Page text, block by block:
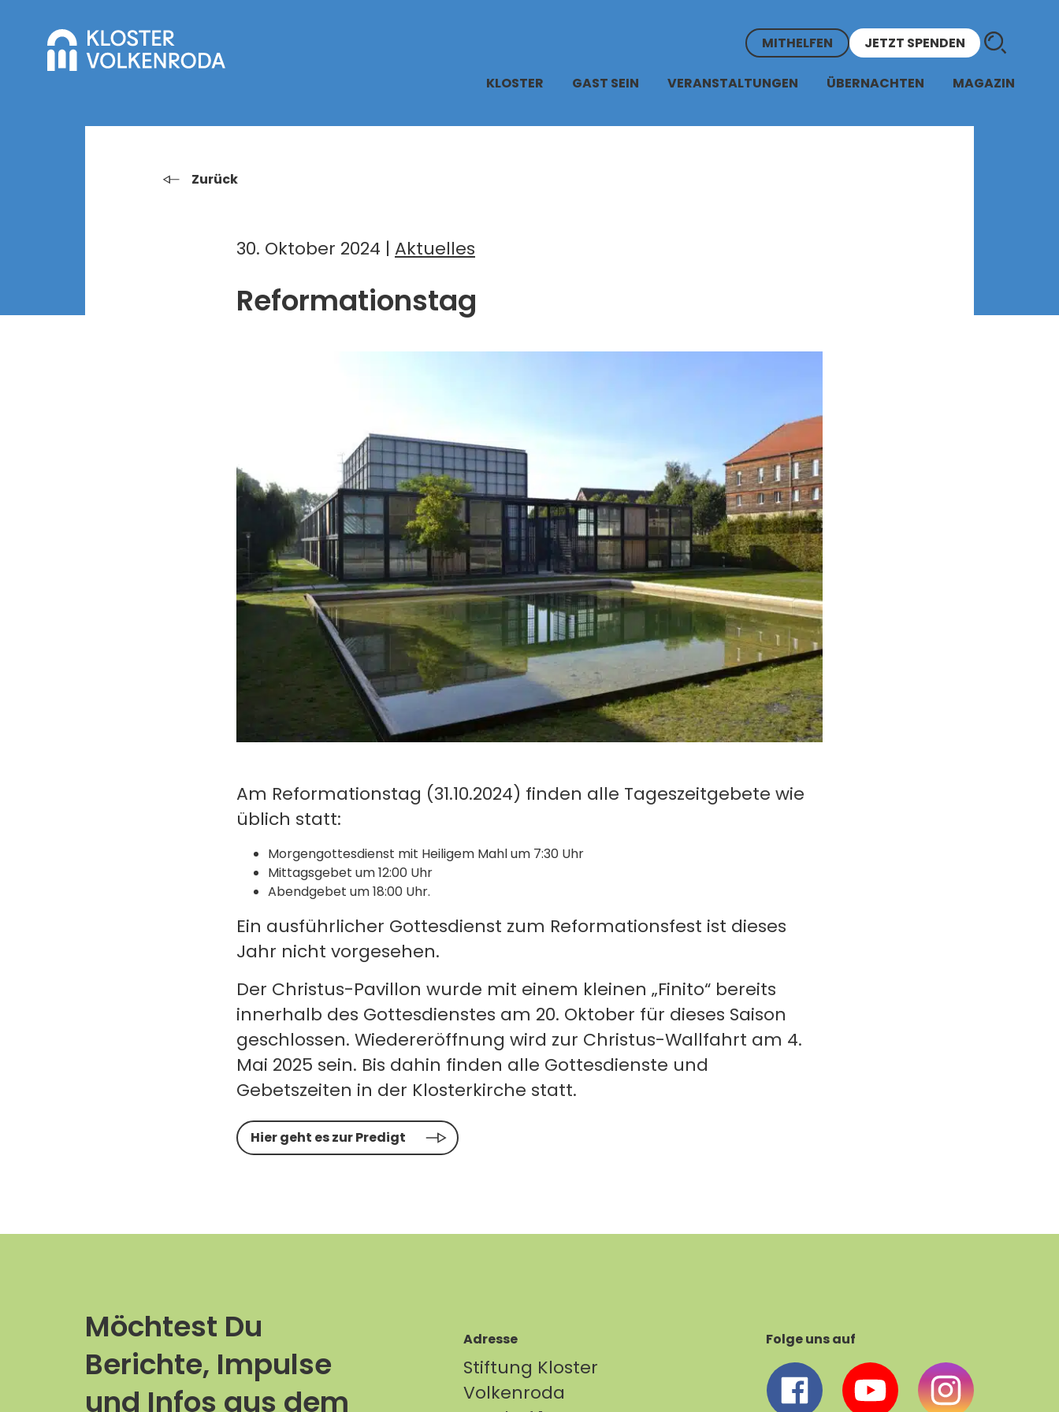
KLOSTER GAST SEIN VERANSTALTUNGEN ÜBERNACHTEN MAGAZIN
MITHELFEN JETZT SPENDEN
Zurück
30. Oktober 2024 | Aktuelles
Reformationstag
Am Reformationstag (31.10.2024) finden alle Tageszeitgebete wie
üblich statt:
Morgengottesdienst mit Heiligem Mahl um 7:30 Uhr
Mittagsgebet um 12:00 Uhr
Abendgebet um 18:00 Uhr.
Ein ausführlicher Gottesdienst zum Reformationsfest ist dieses
Jahr nicht vorgesehen.
Der Christus-Pavillon wurde mit einem kleinen „Finito“ bereits
innerhalb des Gottesdienstes am 20. Oktober für dieses Saison
geschlossen. Wiedereröffnung wird zur Christus-Wallfahrt am 4.
Mai 2025 sein. Bis dahin finden alle Gottesdienste und
Gebetszeiten in der Klosterkirche statt.
Hier geht es zur Predigt
Möchtest Du
Berichte, Impulse
und Infos aus dem
Adresse
Stiftung Kloster
Volkenroda
Folge uns auf